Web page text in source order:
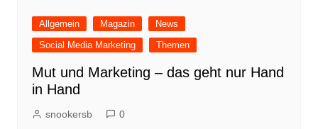
Allgemein Magazin
News
Social Media Marketing
Themen
Mut und Marketing – das geht nur Hand
in Hand
snookersb 0